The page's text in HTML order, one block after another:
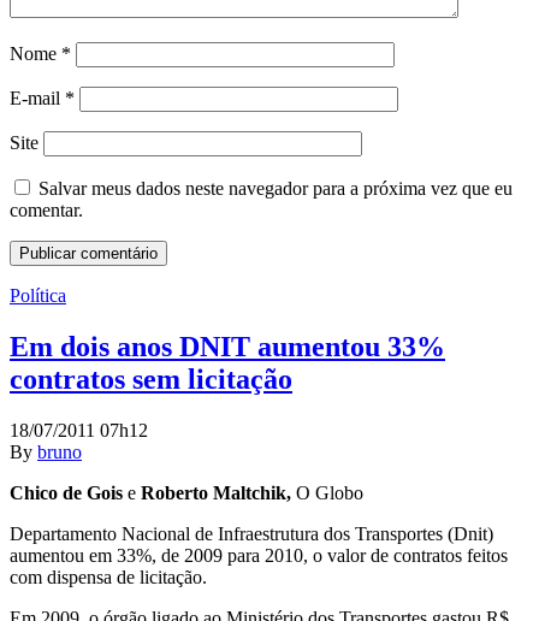
Nome *
E-mail *
Site
Salvar meus dados neste navegador para a próxima vez que eu
comentar.
Política
Em dois anos DNIT aumentou 33%
contratos sem licitação
18/07/2011 07h12
By bruno
Chico de Gois e Roberto Maltchik, O Globo
Departamento Nacional de Infraestrutura dos Transportes (Dnit)
aumentou em 33%, de 2009 para 2010, o valor de contratos feitos
com dispensa de licitação.